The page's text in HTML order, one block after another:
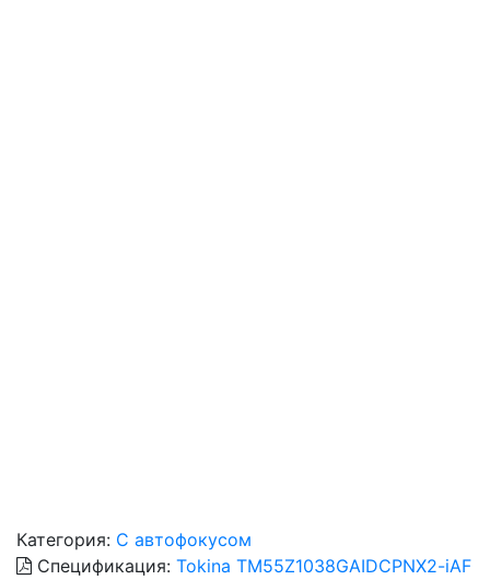
Категория: С автофокусом
Спецификация: Tokina TM55Z1038GAIDCPNX2-iAF